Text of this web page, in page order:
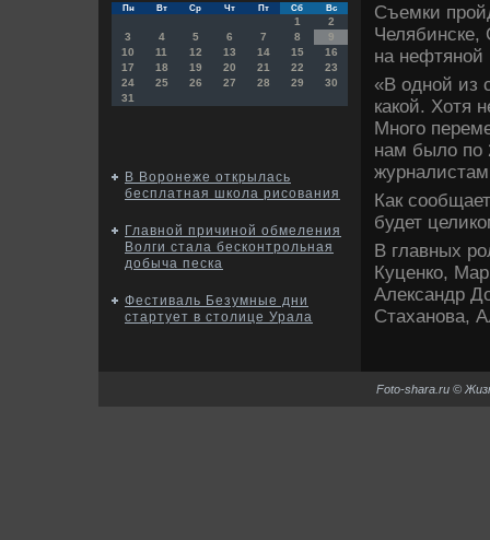
Пн Вт Ср Чт Пт Сб Вс
1
2
3
4 5 6 7 8
9
10
11 12 13 14 15
16
17
18 19 20 21 22
23
24
25 26 27 28 29
30
31
В Воронеже открылась
бесплатная школа рисования
Главной причиной обмеления
Волги стала бесконтрольная
добыча песка
Фестиваль Безумные дни
стартует в столице Урала
Съемки
Челябинске,
на
«В одной из
какой. Хотя
Много
нам было по
Как
будет
В главных
Куценко,
Александр
Стаханова,
Foto-shara.ru ©